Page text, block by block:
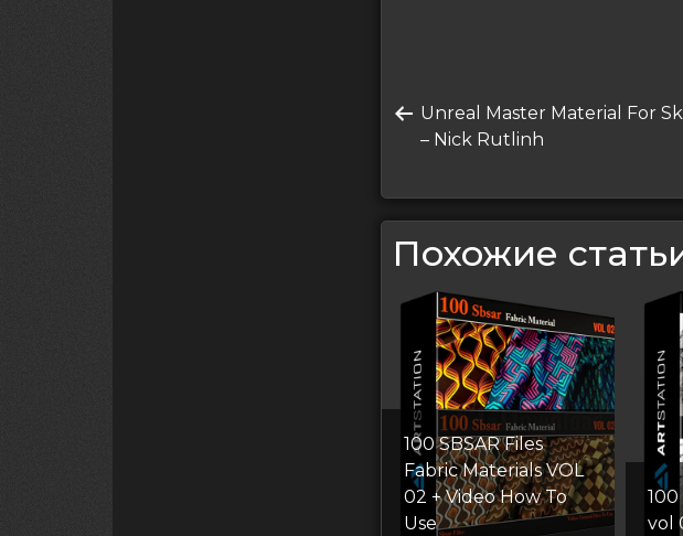
поПредыдущая
запись
Unreal Master Material For
– Nick Rutlinh
Похожие
100 SBSAR Files
Fabric Materials VOL
02 + Video How To
Use
vol